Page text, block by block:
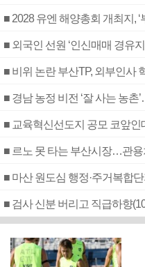
■ 2028 유엔 해양총회 개최지,
■ 외국인 선원 ‘인신매매 경유
■ 비위 논란 부산TP, 외부인사
■ 경남 농정 비전 ‘잘 사는 농
■ 교육혁신선도지 공모 코앞인
■ 르노 못 타는 부산시장…관
■ 마산 원도심 행정·주거복합